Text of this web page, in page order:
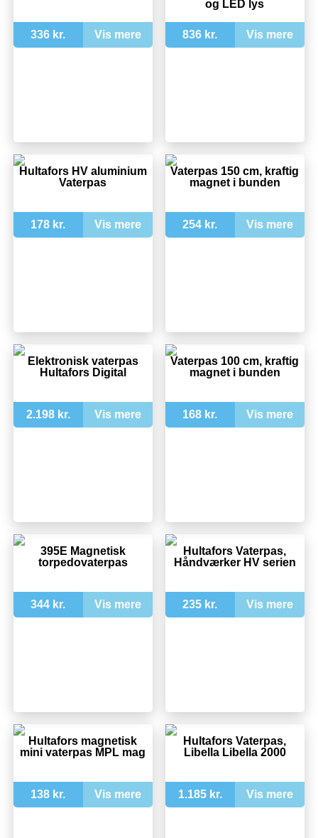
336 kr. Vis mere
og LED lys
836 kr. Vis mere
Hultafors HV aluminium
Vaterpas
178 kr. Vis mere
Vaterpas 150 cm, kraftig
magnet i bunden
254 kr. Vis mere
Elektronisk vaterpas
Hultafors Digital
2.198 kr. Vis mere
Vaterpas 100 cm, kraftig
magnet i bunden
168 kr. Vis mere
395E Magnetisk
torpedovaterpas
344 kr. Vis mere
Hultafors Vaterpas,
Håndværker HV serien
235 kr. Vis mere
Hultafors magnetisk
mini vaterpas MPL mag
138 kr. Vis mere
Hultafors Vaterpas,
Libella Libella 2000
1.185 kr. Vis mere